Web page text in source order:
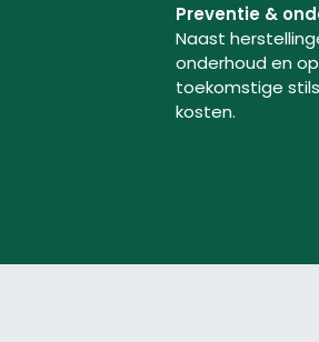
Preventie &
Naast
onderhoud en
toekomstige
kosten.